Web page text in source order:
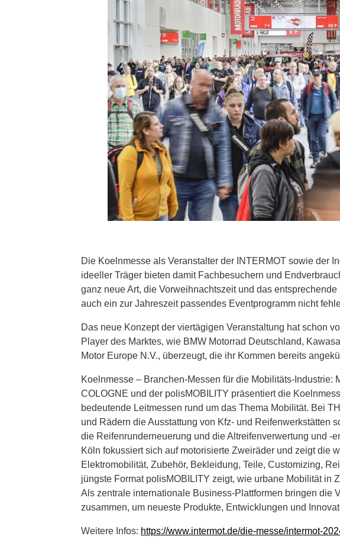
Die Koelnmesse als Veranstalter der INTERMOT sowie der
ideeller Träger bieten damit Fachbesuchern und
ganz neue Art, die Vorweihnachtszeit und das
auch ein zur Jahreszeit passendes Eventprogramm nicht
Das neue Konzept der viertägigen Veranstaltung hat schon
Player des Marktes, wie BMW Motorrad Deutschland,
Motor Europe N.V., überzeugt, die ihr Kommen bereits
Koelnmesse – Branchen-Messen für die Mobilitäts-Industrie:
COLOGNE und der polisMOBILITY präsentiert die
bedeutende Leitmessen rund um das Thema Mobilität. Bei
und Rädern die Ausstattung von Kfz- und Reifenwerkstätten
die Reifenrunderneuerung und die Altreifenverwertung und -
Köln fokussiert sich auf motorisierte Zweiräder und zeigt die
Elektromobilität, Zubehör, Bekleidung, Teile, Customizing,
jüngste Format polisMOBILITY zeigt, wie urbane Mobilität in
Als zentrale internationale Business-Plattformen bringen die
zusammen, um neueste Produkte, Entwicklungen und
Weitere Infos: https://www.intermot.de/die-messe/intermot-